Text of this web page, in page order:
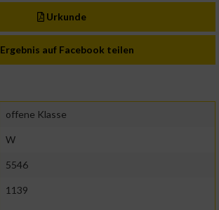
Urkunde
Ergebnis auf Facebook teilen
offene Klasse
W
5546
1139